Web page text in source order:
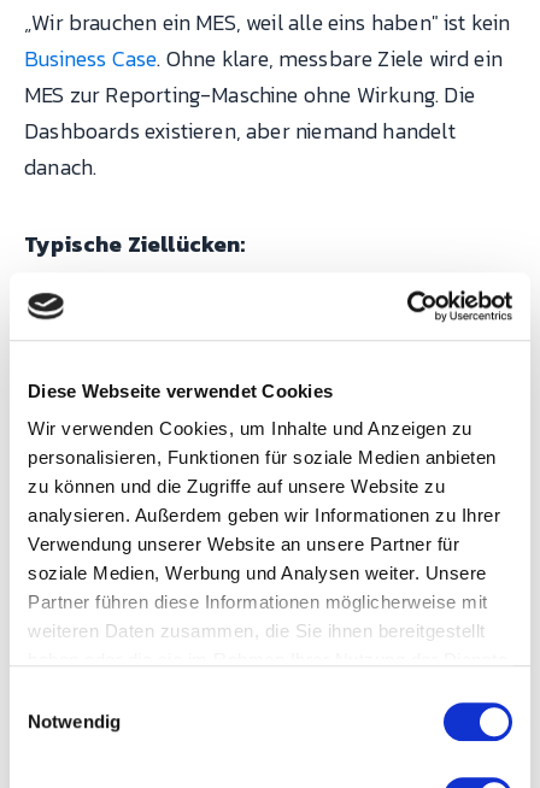
Diese Webseite verwendet Cookies
Wir verwenden Cookies, um Inhalte und Anzeigen zu
personalisieren, Funktionen für soziale Medien anbieten
zu können und die Zugriffe auf unsere Website zu
analysieren. Außerdem geben wir Informationen zu Ihrer
Verwendung unserer Website an unsere Partner für
soziale Medien, Werbung und Analysen weiter. Unsere
Partner führen diese Informationen möglicherweise mit
weiteren Daten zusammen, die Sie ihnen bereitgestellt
Notwendig
„Wir brauchen ein MES, weil alle eins haben" ist kein
Business Case. Ohne klare, messbare Ziele wird ein
MES zur Reporting-Maschine ohne Wirkung. Die
Dashboards existieren, aber niemand handelt
danach.
Typische Ziellücken:
oder Leistung steigen?
Keine Verantwortlichkeit für KPI-Verbesserung
Reporting als Selbstzweck („Wir wollen
Dashboards")
Gute Ziele klingen so:
„Wir wollen den Ausschuss auf Linie 3